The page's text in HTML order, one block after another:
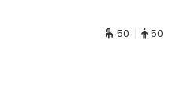
50 50